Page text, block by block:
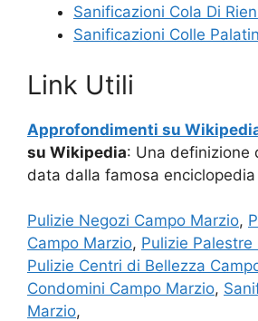
Sanificazioni Cola Di
Sanificazioni Colle
Link Utili
Approfondimenti su
su Wikipedia: Una definizione
data dalla famosa enciclopedia
Pulizie Negozi Campo Marzio,
Campo Marzio, Pulizie
Pulizie Centri di Bellezza
Condomini Campo Marzio,
Marzio,